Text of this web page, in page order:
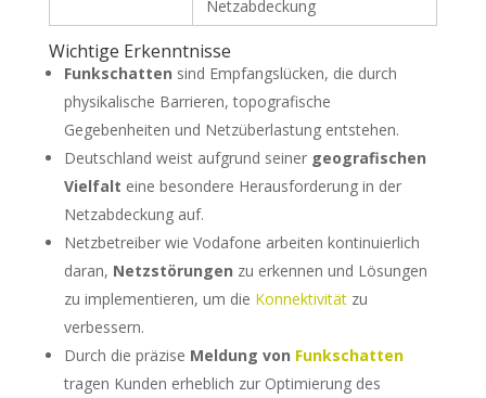
Netzabdeckung
Wichtige Erkenntnisse
Funkschatten sind Empfangslücken, die durch
physikalische Barrieren, topografische
Gegebenheiten und Netzüberlastung entstehen.
Deutschland weist aufgrund seiner geografischen
Vielfalt eine besondere Herausforderung in der
Netzabdeckung auf.
Netzbetreiber wie Vodafone arbeiten kontinuierlich
daran, Netzstörungen zu erkennen und Lösungen
zu implementieren, um die Konnektivitätzu
verbessern.
Durch die präzise Meldung von Funkschatten
tragen Kunden erheblich zur Optimierung des